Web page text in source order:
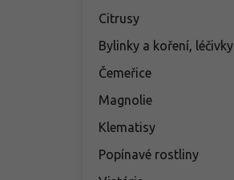
Citrusy
Bylinky a koření, léčivky
Čemeřice
Magnolie
Klematisy
Popínavé rostliny